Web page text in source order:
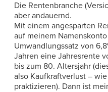
Die Rentenbranche
aber andauernd.
Mit einem angesparten
auf meinem
Umwandlungssatz von
Jahren eine Jahresrente
bis zum 80. Altersjahr
also Kaufkraftverlust –
praktizieren). Dann ist